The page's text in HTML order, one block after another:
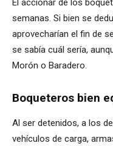
El accionar de los
semanas. Si bien se
aprovecharían el fin de
se sabía cuál sería,
Morón o Baradero.
Boqueteros bien
Al ser detenidos, a los
vehículos de carga,